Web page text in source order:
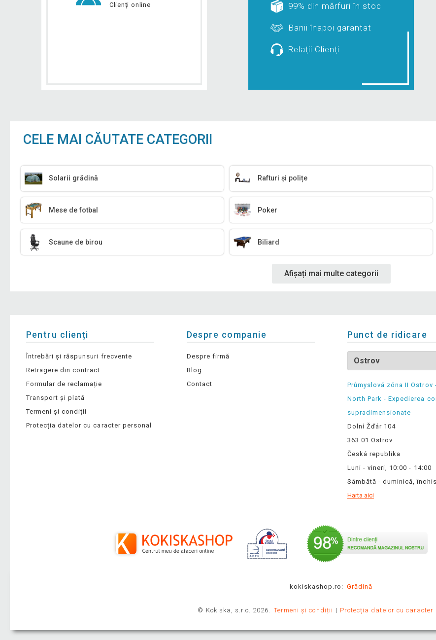
Clienți online 99% din mărfuri în stoc
Banii înapoi garantat
Relații Clienți
CELE MAI CĂUTATE CATEGORII
Solarii grădină Rafturi și polițe
Mese de fotbal Poker
Scaune de birou Biliard
Afișați mai multe categorii
Pentru clienți
Întrebări și răspunsuri frecvente
Retragere din contract
Formular de reclamație
Transport și plată
Termeni și condiții
Protecția datelor cu caracter personal
Despre companie
Despre firmă
Blog
Contact
Punct de ridicare
Průmyslová zóna II Ostrov
North Park - Expedierea
supradimensionate
Dolní Žďár 104
363 01 Ostrov
Česká republika
Luni - vineri, 10:00 - 14:00
Sâmbătă - duminică, închis
Harta aici
kokiskashop.ro: Grădină
© Kokiska, s.r.o. 2026. Termeni și condiții Protecția datelor cu caracter